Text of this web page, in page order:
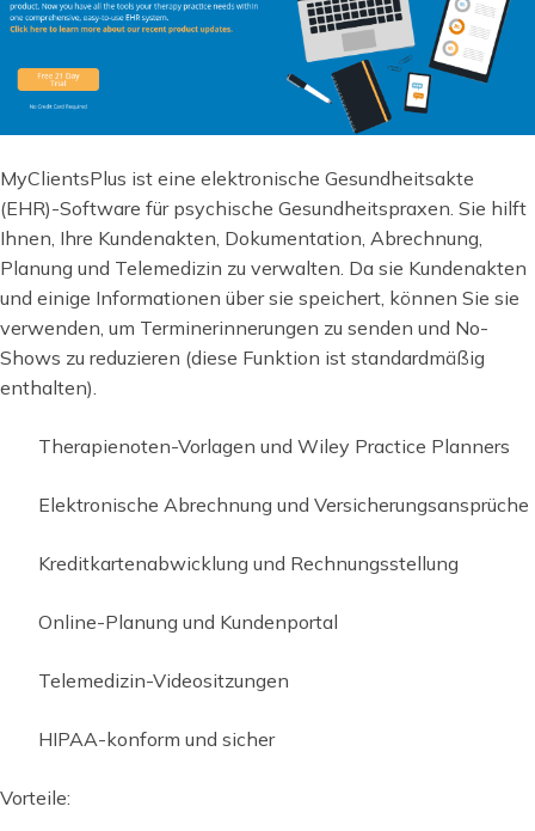
MyClientsPlus ist eine elektronische Gesundheitsakte
(EHR)-Software für psychische Gesundheitspraxen. Sie hilft
Ihnen, Ihre Kundenakten, Dokumentation, Abrechnung,
Planung und Telemedizin zu verwalten. Da sie Kundenakten
und einige Informationen über sie speichert, können Sie sie
verwenden, um Terminerinnerungen zu senden und No-
Shows zu reduzieren (diese Funktion ist standardmäßig
enthalten).
Therapienoten-Vorlagen und Wiley Practice Planners
Elektronische Abrechnung und Versicherungsansprüche
Kreditkartenabwicklung und Rechnungsstellung
Online-Planung und Kundenportal
Telemedizin-Videositzungen
HIPAA-konform und sicher
Vorteile: